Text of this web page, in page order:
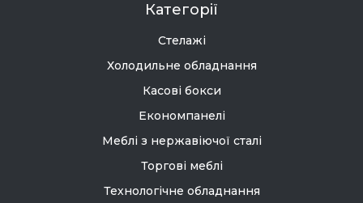
Категорії
Стелажі
Холодильне обладнання
Касові бокси
Економпанелі
Меблі з нержавіючої сталі
Торгові меблі
Технологічне обладнання